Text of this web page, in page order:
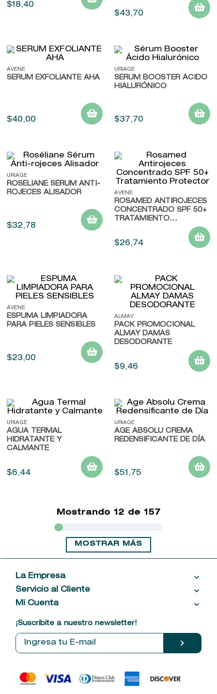
$18,40
$43, 70
AVENE
SERUM EXFOLIANTE AHA
$40,00
URIAGE
SÉRUM BOOSTER ÁCIDO
HIALURÓNICO
$37 , 70
URIAGE
ROSÉLIANE SÉRUM ANTI-
ROJECES ALISADOR
$32, 78
AVENE
ROSAMED ANTIROJECES
CONCENTRADO SPF 50+
TRATAMIENTO
$26, 74
AVENE
ESPUMA LIMPIADORA
PARA PIELES SENSIBLES
$23,00
ALMAY
PACK PROMOCIONAL
ALMAY DAMAS
DESODORANTE
$9,46
URIAGE
AGUA TERMAL
HIDRATANTE Y
CALMANTE
$6,44
URIAGE
AGE ABSOLU CREMA
REDENSIFICANTE DE DÍA
$51 , 75
Mostrando 12 de 157
MOSTRAR MÁS
La Empresa
Acerca de las Fragancias
Ventas al por mayor
Política de entrega
Tiendas
Servicio al Cliente
Contáctanos
Comprobantes electrónicos
Mi Cuenta
¡Suscribite a nuestro newsletter!